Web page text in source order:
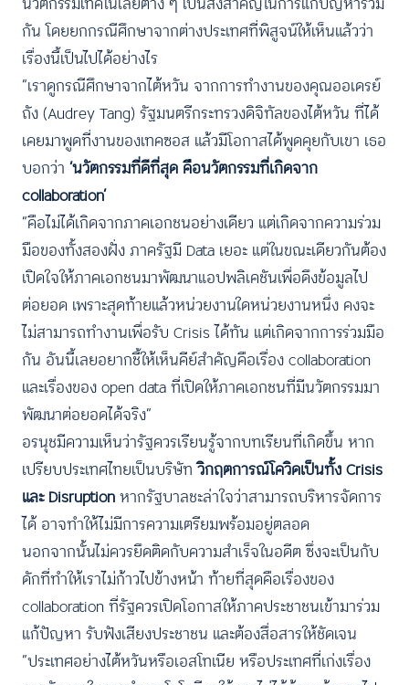
กัน โดยยกกรณีศึกษาจากต่างประเทศที่พิสูจน์ให้เห็นแล้วว่า
เรื่องนี้เป็นไปได้อย่างไร
“เราดูกรณีศึกษาจากไต้หวัน จากการทำงานของคุณออเดรย์
ถัง (Audrey Tang) รัฐมนตรีกระทรวงดิจิทัลของไต้หวัน ที่ได้
เคยมาพูดที่งานของเทคซอส แล้วมีโอกาสได้พูดคุยกับเขา เธอ
บอกว่า ‘นวัตกรรมที่ดีที่สุด คือนวัตกรรมที่เกิดจาก
collaboration’
“คือไม่ได้เกิดจากภาคเอกชนอย่างเดียว แต่เกิดจากความร่วม
มือของทั้งสองฝั่ง ภาครัฐมี Data เยอะ แต่ในขณะเดียวกันต้อง
เปิดใจให้ภาคเอกชนมาพัฒนาแอปพลิเคชันเพื่อดึงข้อมูลไป
ต่อยอด เพราะสุดท้ายแล้วหน่วยงานใดหน่วยงานหนึ่ง คงจะ
ไม่สามารถทำงานเพื่อรับ Crisis ได้ทัน แต่เกิดจากการร่วมมือ
กัน อันนี้เลยอยากชี้ให้เห็นคีย์สำคัญคือเรื่อง collaboration
และเรื่องของ open data ที่เปิดให้ภาคเอกชนที่มีนวัตกรรมมา
พัฒนาต่อยอดได้จริง”
อรนุชมีความเห็นว่ารัฐควรเรียนรู้จากบทเรียนที่เกิดขึ้น หาก
เปรียบประเทศไทยเป็นบริษัทวิกฤตการณ์โควิดเป็นทั้ง Crisis
และ Disruptionหากรัฐบาลชะล่าใจว่าสามารถบริหารจัดการ
ได้ อาจทำให้ไม่มีการความเตรียมพร้อมอยู่ตลอด
นอกจากนั้นไม่ควรยึดติดกับความสำเร็จในอดีต ซึ่งจะเป็นกับ
ดักที่ทำให้เราไม่ก้าวไปข้างหน้า ท้ายที่สุดคือเรื่องของ
collaboration ที่รัฐควรเปิดโอกาสให้ภาคประชาชนเข้ามาร่วม
แก้ปัญหา รับฟังเสียงประชาชน และต้องสื่อสารให้ชัดเจน
“ประเทศอย่างไต้หวันหรือเอสโทเนีย หรือประเทศที่เก่งเรื่อง